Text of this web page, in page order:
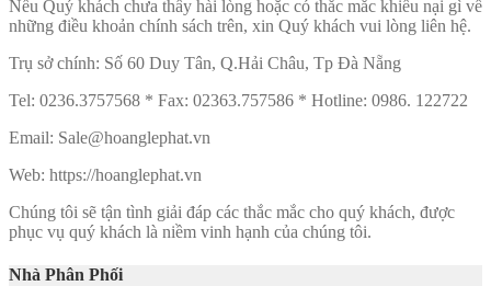
Nếu Quý khách chưa thấy hài lòng hoặc có thắc mắc khiếu nại gì về
những điều khoản chính sách trên, xin Quý khách vui lòng liên hệ.
Trụ sở chính: Số 60 Duy Tân, Q.Hải Châu, Tp Đà Nẵng
Tel: 0236.3757568 * Fax: 02363.757586 * Hotline: 0986. 122722
Email: Sale@hoanglephat.vn
Web: https://hoanglephat.vn
Chúng tôi sẽ tận tình giải đáp các thắc mắc cho quý khách, được
phục vụ quý khách là niềm vinh hạnh của chúng tôi.
Nhà Phân Phối